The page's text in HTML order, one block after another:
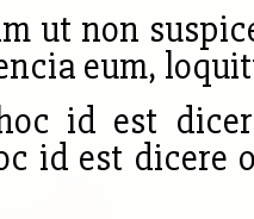
ut non
eum,
id est
id est dicere